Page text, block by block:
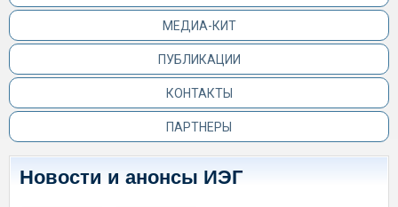
МЕДИА-КИТ
ПУБЛИКАЦИИ
КОНТАКТЫ
ПАРТНЕРЫ
Новости и анонсы ИЭГ